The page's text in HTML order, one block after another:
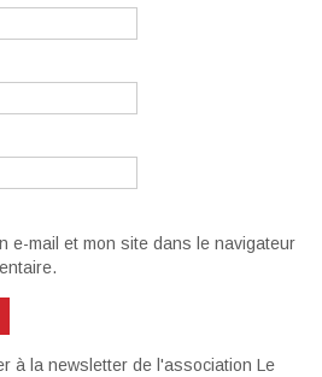
e-mail et mon site dans le navigateur
à la newsletter de l'association Le